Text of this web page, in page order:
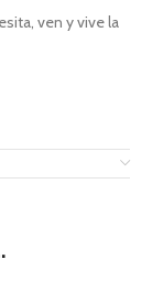
ven y vive la